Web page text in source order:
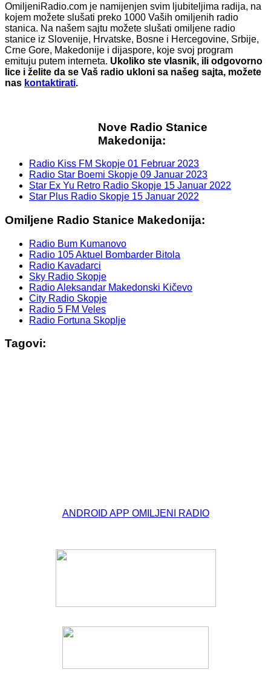
OmiljeniRadio.com je namijenjen svim ljubiteljima radija, na
kojem možete slušati preko 1000 Vaših omiljenih radio
stanica. Na našem sajtu možete slušati omiljene radio
stanice iz Slovenije, Hrvatske, Bosne i Hercegovine, Srbije,
Crne Gore, Makedonije i dijaspore, koje svoj program
emituju putem interneta. Ukoliko ste vlasnik, ili odgovorno
lice i želite da se Vaš radio ukloni sa našeg sajta, možete
nas kontaktirati.
Nove Radio Stanice
Makedonija:
Radio Kiss FM Skopje 01 Februar 2023
Radio Star Boemi Skopje 09 Januar 2023
Star Ex Yu Retro Radio Skopje 15 Januar 2022
Star Plus Radio Skopje 15 Januar 2022
Omiljene Radio Stanice Makedonija:
Radio Bum Kumanovo
Radio 105 Aktuel Bombarder Bitola
Radio Kavadarci
Sky Radio Skopje
Radio Aleksandar Makedonski Kičevo
City Radio Skopje
Radio 5 FM Veles
Radio Fortuna Skoplje
Tagovi:
ANDROID APP OMILJENI RADIO